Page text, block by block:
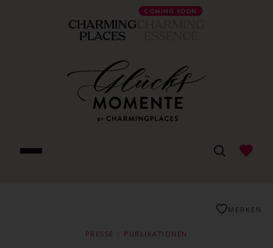
CHARMING
PLACES
COMING SOON
PRESSE PUBLIKATIONEN
MERKEN